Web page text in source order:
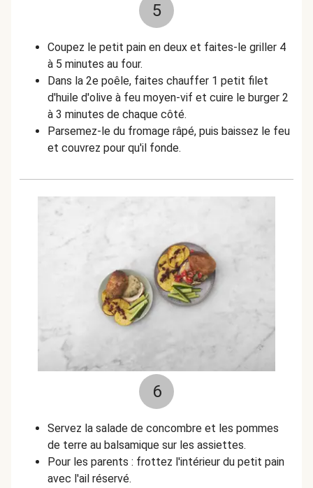
5
Coupez le petit pain en deux et faites-le griller 4
à 5 minutes au four.
Dans la 2e poêle, faites chauffer 1 petit filet
d'huile d'olive à feu moyen-vif et cuire le burger 2
à 3 minutes de chaque côté.
Parsemez-le du fromage râpé, puis baissez le feu
et couvrez pour qu'il fonde.
6
Servez la salade de concombre et les pommes
de terre au balsamique sur les assiettes.
Pour les parents : frottez l'intérieur du petit pain
avec l'ail réservé.